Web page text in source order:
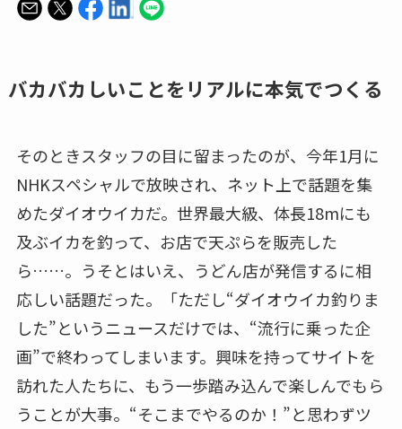
バカバカしいことをリアルに本気でつくる
そのときスタッフの目に留まったのが、今年1月に
NHKスペシャルで放映され、ネット上で話題を集
めたダイオウイカだ。世界最大級、体長18mにも
及ぶイカを釣って、お店で天ぷらを販売した
ら……。うそとはいえ、うどん店が発信するに相
応しい話題だった。「ただし“ダイオウイカ釣りま
した”というニュースだけでは、“流行に乗った企
画”で終わってしまいます。興味を持ってサイトを
訪れた人たちに、もう一歩踏み込んで楽しんでもら
うことが大事。“そこまでやるのか！”と思わずツ